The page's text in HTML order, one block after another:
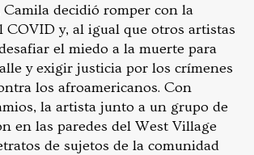
decidió romper con la
COVID y, al igual que otros artistas
el miedo a la muerte para
y exigir justicia por los crímenes
los afroamericanos. Con
la artista junto a un grupo de
en las paredes del West Village
de sujetos de la comunidad